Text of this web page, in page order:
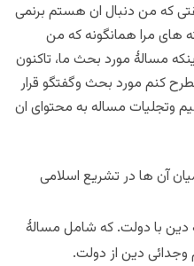
که من دنبال ان هستم برنمی
های مرا همانگونه که من
مسالۀ مورد بحث ما، تاکنون
کنم مورد بحث وگفتگو قرار
وتجلیات مساله به محتوای ان
آن ها در تشریع اسلامی
دین با دولت. که شامل مسالۀ
وجدائی دین از دولت.